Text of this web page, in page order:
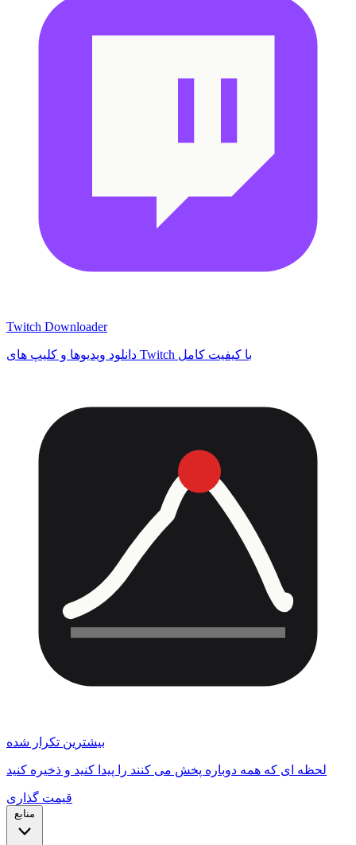
Twitch Downloader
دانلود ویدیوها و کلیپ های Twitch با کیفیت کامل
بیشترین تکرار شده
لحظه ای که همه دوباره پخش می کنند را پیدا کنید و ذخیره کنید
قیمت گذاری
منابع